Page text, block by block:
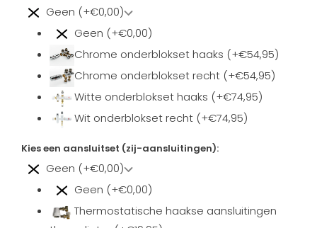
Geen (+€0,00)
Geen (+€0,00)
Chrome onderblokset haaks (+€54,95)
Chrome onderblokset recht (+€54,95)
Witte onderblokset haaks (+€74,95)
Wit onderblokset recht (+€74,95)
Kies een aansluitset (zij-aansluitingen):
Geen (+€0,00)
Geen (+€0,00)
Thermostatische haakse aansluitingen